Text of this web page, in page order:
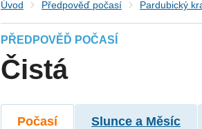
Úvod Předpověď počasí Pardubický
PŘEDPOVĚĎ POČASÍ
Čistá
Počasí Slunce a Měsíc